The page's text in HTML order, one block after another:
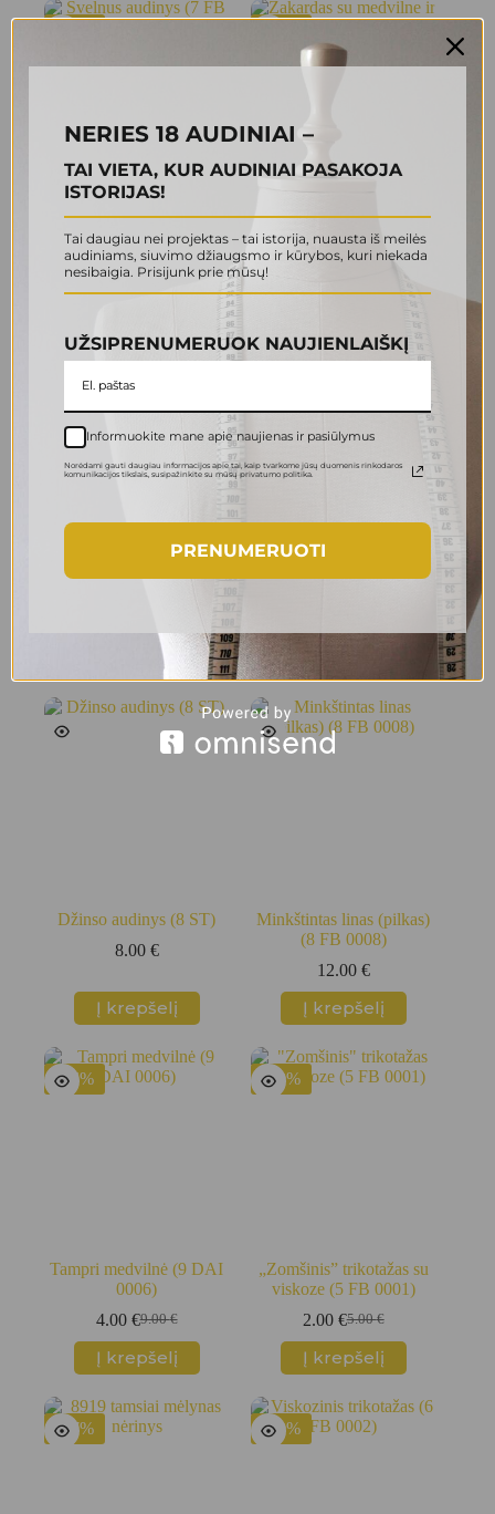
Švelnus audinys (7 FB
0004)
7.00€
Original
price
7.00 €.
4.00€Current
price
4.00 €.
Žakardas su medvilne ir
viskoze (9 FB 0007)
price
9.00 €.
price
4.50 €.
-44%
Žakardas su medvilne ir
price
was:
9.00 €.
price
5.00 €.
Į krepšelį
Džinso audinys (8 ST)
8.00 €
Į krepšelį
Minkštintas linas (pilkas)
(8 FB 0008)
12.00 €
Į krepšelį
-56%
Tampri medvilnė (9 DAI
0006)
9.00€
Original
price
was:
4.00 €Current
price
is:
Į krepšelį
-60%
„Zomšinis” trikotažas su
viskoze (5 FB 0001)
5.00€
Original
price
was:
2.00 €Current
price
is:
Į krepšelį
-47% -50%
NERIES 18 AUDINIAI –
TAI VIETA, KUR AUDINIAI PASAKOJA
ISTORIJAS!
Tai daugiau nei projektas – tai istorija, nuausta iš meilės
audiniams, siuvimo džiaugsmo ir kūrybos, kuri niekada
nesibaigia. Prisijunk prie mūsų!
UŽSIPRENUMERUOK NAUJIENLAIŠKĮ
Informuokite mane apie naujienas ir pasiūlymus
Norėdami gauti daugiau informacijos apie tai, kaip tvarkome jūsų duomenis rinkodaros
komunikacijos tikslais., susipažinkite su mūsų privatumo politika.
PRENUMERUOTI